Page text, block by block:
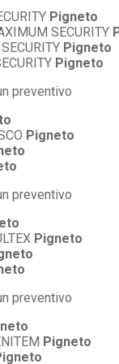
Pigneto
SECURITY
Pigneto
Pigneto
Pigneto
Pigneto
Pigneto